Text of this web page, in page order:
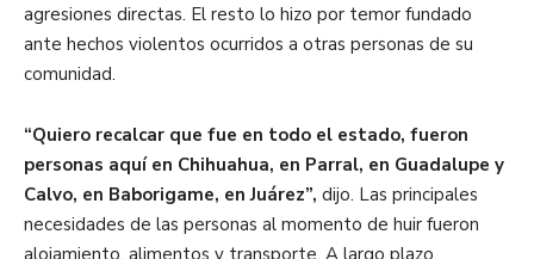
agresiones directas. El resto lo hizo por temor fundado
ante hechos violentos ocurridos a otras personas de su
comunidad.
“Quiero recalcar que fue en todo el estado, fueron
personas aquí en Chihuahua, en Parral, en Guadalupe y
Calvo, en Baborigame, en Juárez”, dijo. Las principales
necesidades de las personas al momento de huir fueron
alojamiento, alimentos y transporte. A largo plazo,